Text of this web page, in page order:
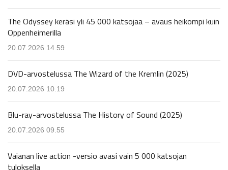
The Odyssey keräsi yli 45 000 katsojaa – avaus heikompi kuin
Oppenheimerilla
20.07.2026 14.59
DVD-arvostelussa The Wizard of the Kremlin (2025)
20.07.2026 10.19
Blu-ray-arvostelussa The History of Sound (2025)
20.07.2026 09.55
Vaianan live action -versio avasi vain 5 000 katsojan
tuloksella